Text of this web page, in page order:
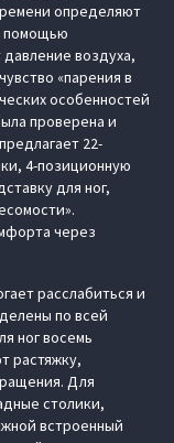
определяют
помощью
воздуха,
«парения в
особенностей
проверена и
22-
4-позиционную
для ног,
через
расслабиться и
по всей
ног восемь
растяжку,
Для
столики,
встроенный